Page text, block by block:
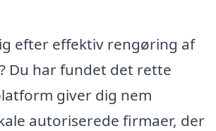
efter effektiv rengøring af
Du har fundet det rette
giver dig nem
autoriserede firmaer, der